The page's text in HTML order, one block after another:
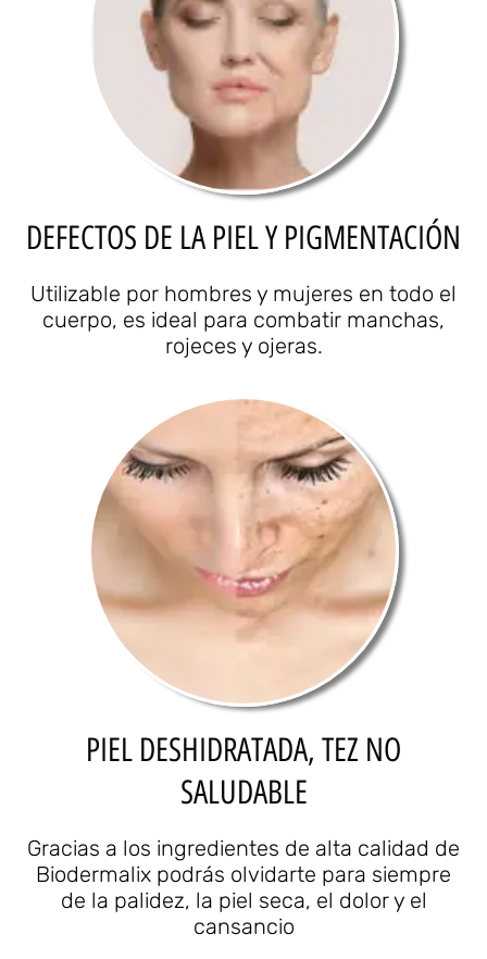
DEFECTOS DE LA PIEL Y PIGMENTACIÓN
Utilizable por hombres y mujeres en todo el
cuerpo, es ideal para combatir manchas,
rojeces y ojeras.
PIEL DESHIDRATADA, TEZ NO
SALUDABLE
Gracias a los ingredientes de alta calidad de
Biodermalix podrás olvidarte para siempre
de la palidez, la piel seca, el dolor y el
cansancio